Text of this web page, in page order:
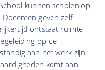
kunnen scholen op
geven zelf
ontstaat ruimte
op de
aan het werk zijn.
komt aan